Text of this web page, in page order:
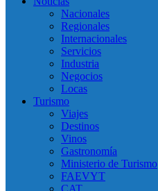
Nacionales
Regionales
Internacionales
Servicios
Industria
Negocios
Locas
Turismo
Viajes
Destinos
Vinos
Gastronomía
Ministerio de Turismo
FAEVYT
CAT